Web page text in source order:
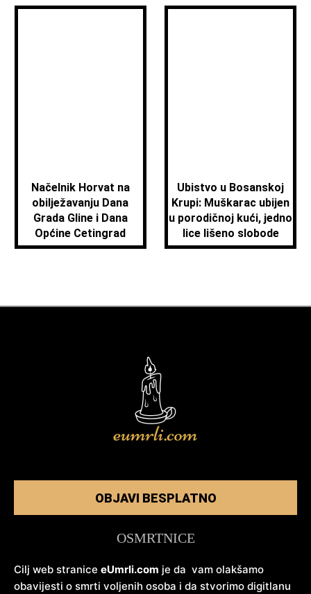
Načelnik Horvat na
obilježavanju Dana
Grada Gline i Dana
Općine Cetingrad
Ubistvo u Bosanskoj
Krupi: Muškarac ubijen
u porodičnoj kući, jedno
lice lišeno slobode
OBJAVI BESPLATNO
OSMRTNICE
Cilj web stranice eUmrli.com je da vam olakšamo
obavijesti o smrti voljenih osoba i da stvorimo digitlanu